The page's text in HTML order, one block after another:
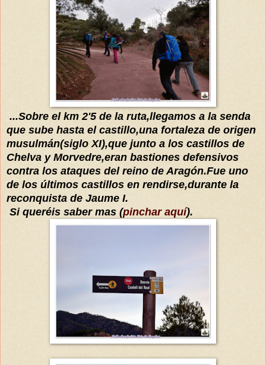
...Sobre el km 2'5 de la ruta,llegamos a la senda
que sube hasta el castillo,una fortaleza de origen
musulmán(siglo XI),que junto a los castillos de
Chelva y Morvedre,eran bastiones defensivos
contra los ataques del reino de Aragón.Fue uno
de los últimos castillos en rendirse,durante la
reconquista de Jaume I.
Si queréis saber mas (pinchar aquí).